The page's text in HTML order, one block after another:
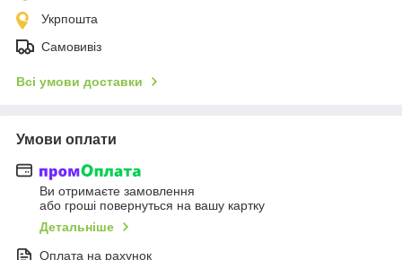
Укрпошта
Самовивіз
Всі умови доставки
Умови оплати
Ви отримаєте замовлення
або гроші повернуться на вашу картку
Детальніше
Оплата на рахунок